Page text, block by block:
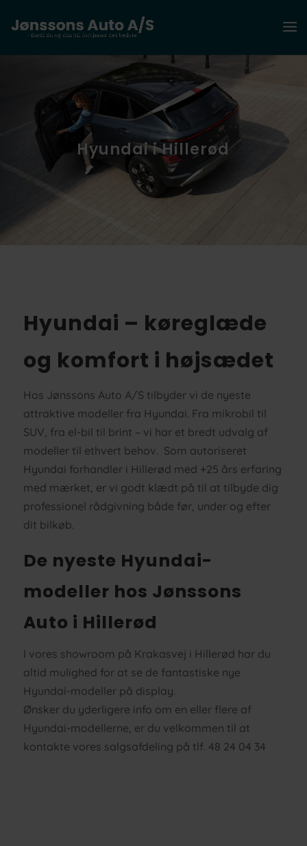
Hyundai i Hillerød
7
Hyundai – køreglæde
og komfort i højsædet
Hos Jønssons Auto A/S tilbyder vi de nyeste
attraktive modeller fra Hyundai. Fra mikrobil til
SUV, fra el-bil til brint – vi har et bredt udvalg af
modeller til ethvert behov. Som autoriseret
Hyundai forhandler i Hillerød med +25 års erfaring
med mærket, er vi godt klædt på til at tilbyde dig
professionel rådgivning både før, under og efter
dit bilkøb.
De nyeste Hyundai-
modeller hos Jønssons
Auto i Hillerød
I vores showroom på Krakasvej i Hillerød har du
altid mulighed for at se de fantastiske nye
Hyundai-modeller på display.
Ønsker du yderligere info om en eller flere af
Hyundai-modellerne, er du velkommen til at
kontakte vores salgsafdeling på tlf. 48 24 04 34